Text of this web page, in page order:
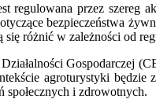
regulowana przez szereg
bezpieczeństwa
różnić w zależności od
Gospodarczej
agroturystyki będzie
społecznych i zdrowotnych.